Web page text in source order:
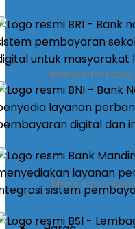
Kirim Pengumuman
Manajemen
konseling
Manajemen